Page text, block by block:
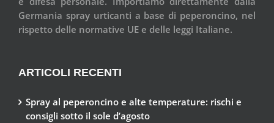
Germania spray urticanti a base di peperoncino, nel
rispetto delle normative UE e delle leggi Italiane.
ARTICOLI RECENTI
Spray al peperoncino e alte temperature: rischi e
consigli sotto il sole d’agosto